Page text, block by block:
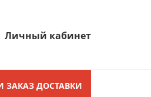
Личный кабинет
ЗАКАЗ ДОСТАВКИ